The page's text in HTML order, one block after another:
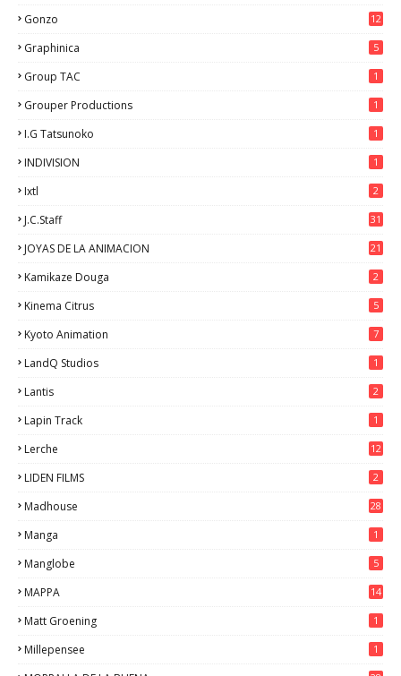
Gonzo 12
Graphinica 5
Group TAC 1
Grouper Productions 1
I.G Tatsunoko 1
INDIVISION 1
Ixtl 2
J.C.Staff 31
JOYAS DE LA ANIMACION 21
Kamikaze Douga 2
Kinema Citrus 5
Kyoto Animation 7
LandQ Studios 1
Lantis 2
Lapin Track 1
Lerche 12
LIDEN FILMS 2
Madhouse 28
Manga 1
Manglobe 5
MAPPA 14
Matt Groening 1
Millepensee 1